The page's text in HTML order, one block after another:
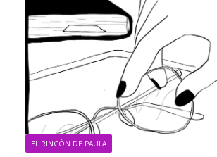
EL RINCÓN DE PAULA